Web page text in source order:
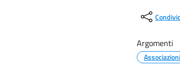
Argomenti
Associazioni